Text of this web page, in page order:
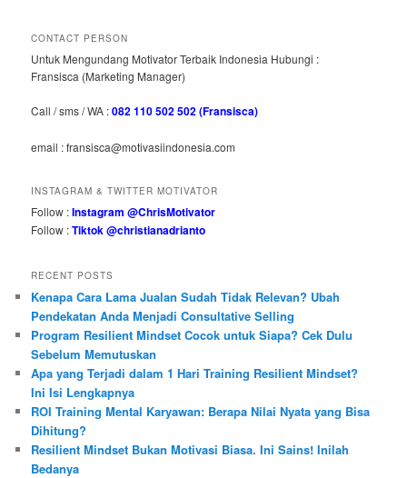
CONTACT PERSON
Untuk Mengundang Motivator Terbaik Indonesia Hubungi :
Fransisca (Marketing Manager)
Call / sms / WA :082 110 502 502 (Fransisca)
email : fransisca@motivasiindonesia.com
INSTAGRAM & TWITTER MOTIVATOR
Follow :Instagram @ChrisMotivator
Follow :Tiktok @christianadrianto
RECENT POSTS
Kenapa Cara Lama Jualan Sudah Tidak Relevan? Ubah
Pendekatan Anda Menjadi Consultative Selling
Program Resilient Mindset Cocok untuk Siapa? Cek Dulu
Sebelum Memutuskan
Apa yang Terjadi dalam 1 Hari Training Resilient Mindset?
Ini Isi Lengkapnya
ROI Training Mental Karyawan: Berapa Nilai Nyata yang Bisa
Dihitung?
Resilient Mindset Bukan Motivasi Biasa. Ini Sains! Inilah
Bedanya